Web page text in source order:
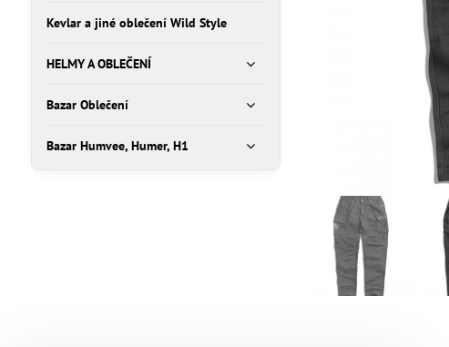
Kevlar a jiné oblečení Wild Style
HELMY A OBLEČENÍ
Bazar Oblečení
Bazar Humvee, Humer, H1